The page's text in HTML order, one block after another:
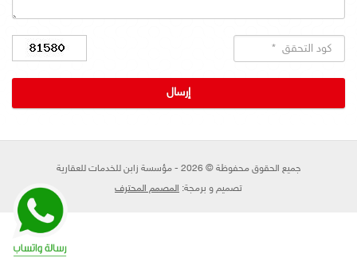
جميع الحقوق محفوظة © 2026 - مؤسسة زابن للخدمات للعقارية
تصميم و برمجة: المصمم المحترف